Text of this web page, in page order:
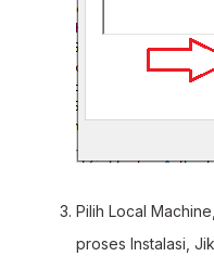
Pilih Local
proses Instalasi,